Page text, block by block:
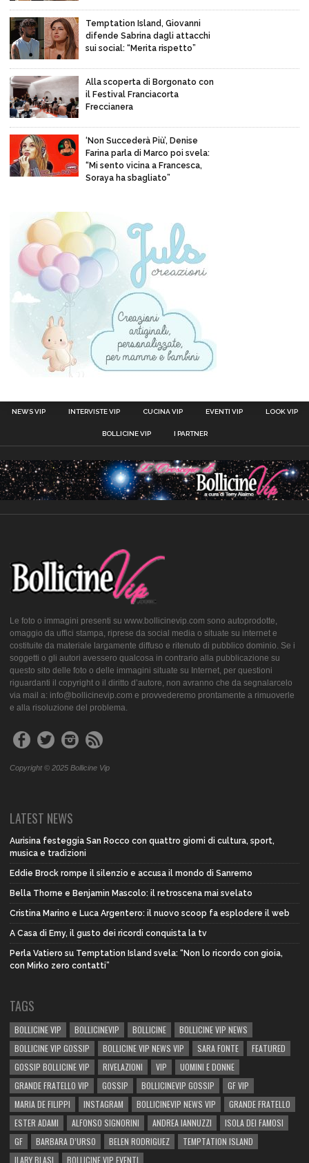
Temptation Island, Giovanni
difende Sabrina dagli attacchi
sui social: “Merita rispetto”
Alla scoperta di Borgonato con
il Festival Franciacorta
Freccianera
‘Non Succederà Più’, Denise
Farina parla di Marco poi svela:
“Mi sento vicina a Francesca,
Soraya ha sbagliato”
NEWS VIP INTERVISTE VIP CUCINA VIP EVENTI VIP LOOK VIP
BOLLICINE VIP I PARTNER
Le foto o immagini presenti su www.bollicinevip.com sono autoprodotte,
omaggio da uffici stampa, riprese da social media o situate su internet e
costituite da materiale largamente diffuso e ritenuto di pubblico dominio. Se i
soggetti o gli autori avessero qualcosa in contrario alla pubblicazione su
questo sito delle foto o delle immagini situate su Internet, per questioni
riguardanti il copyright o il diritto d’autore, non avranno che da segnalarcelo
via mail a: info@bollicinevip.com e provvederemo prontamente a rimuoverle
e alla risoluzione del problema.
Copyright © 2025 Bollicine Vip
LATEST NEWS
Aurisina festeggia San Rocco con quattro giorni di cultura, sport,
musica e tradizioni
Eddie Brock rompe il silenzio e accusa il mondo di Sanremo
Bella Thorne e Benjamin Mascolo: il retroscena mai svelato
Cristina Marino e Luca Argentero: il nuovo scoop fa esplodere il web
A Casa di Emy, il gusto dei ricordi conquista la tv
Perla Vatiero su Temptation Island svela: “Non lo ricordo con gioia,
con Mirko zero contatti”
TAGS
BOLLICINE VIP BOLLICINEVIP BOLLICINE
BOLLICINE VIP NEWS
BOLLICINE VIP GOSSIP
BOLLICINE VIP NEWS VIP SARA FONTE
FEATURED
GOSSIP BOLLICINE VIP
RIVELAZIONI VIP
UOMINI E DONNE
GRANDE FRATELLO VIP
GOSSIP BOLLICINEVIP GOSSIP
GF VIP
MARIA DE FILIPPI
INSTAGRAM BOLLICINEVIP NEWS VIP
GRANDE FRATELLO
ESTER ADAMI
ALFONSO SIGNORINI ANDREA IANNUZZI
ISOLA DEI FAMOSI
GF
BARBARA D’URSO BELEN RODRIGUEZ
TEMPTATION ISLAND
ILARY BLASI
BOLLICINE VIP EVENTI